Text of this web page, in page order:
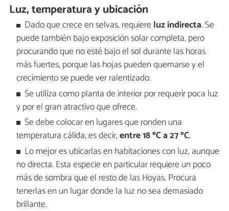
Luz, temperatura y ubicación
Dado que crece en selvas, requiere luz indirecta. Se
puede también bajo exposición solar completa, pero
procurando que no esté bajo el sol durante las horas
más fuertes, porque las hojas pueden quemarse y el
crecimiento se puede ver ralentizado.
Se utiliza como planta de interior por requerir poca luz
y por el gran atractivo que ofrece.
Se debe colocar en lugares que ronden una
temperatura cálida, es decir,entre 18 ºC a 27 ºC.
Lo mejor es ubicarlas en habitaciones con luz, aunque
no directa. Esta especie en particular requiere un poco
más de sombra que el resto de las Hoyas. Procura
tenerlas en un lugar donde la luz no sea demasiado
brillante.